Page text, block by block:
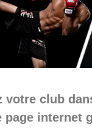
votre club
page internet